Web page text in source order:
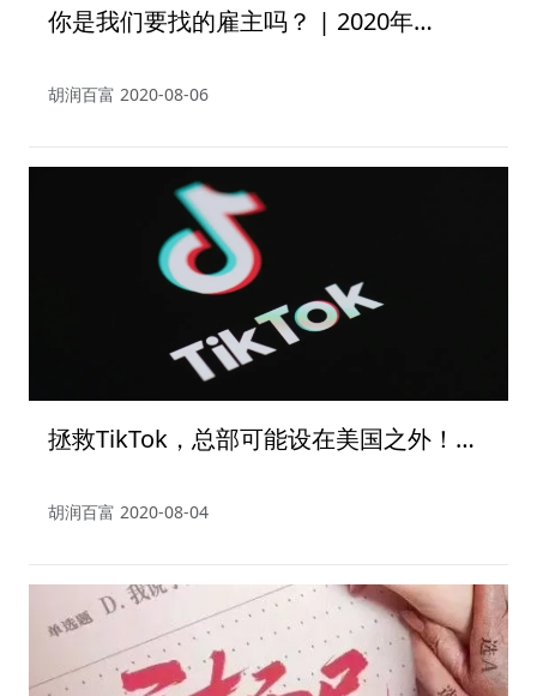
你是我们要找的雇主吗？ | 2020年
名
胡润百富 2020-08-06
拯救TikTok，总部可能设在美国之外！张
胡润百富 2020-08-04